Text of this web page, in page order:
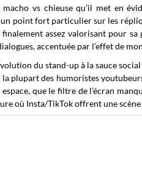
vs chieuse qu’il met en
un point fort particulier sur les
assez valorisant pour
accentuée par l’effet de
du stand-up à la sauce
plupart des humoristes
que le filtre de l’écran
où Insta/TikTok offrent une